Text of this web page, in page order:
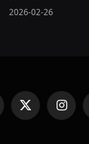
2026-02-26
X
I